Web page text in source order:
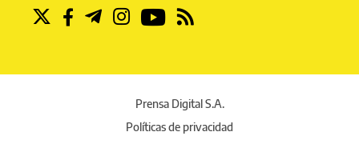
Prensa Digital S.A.
Políticas de privacidad